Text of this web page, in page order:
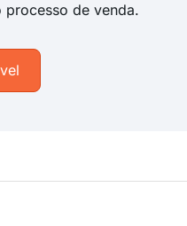
processo de venda.